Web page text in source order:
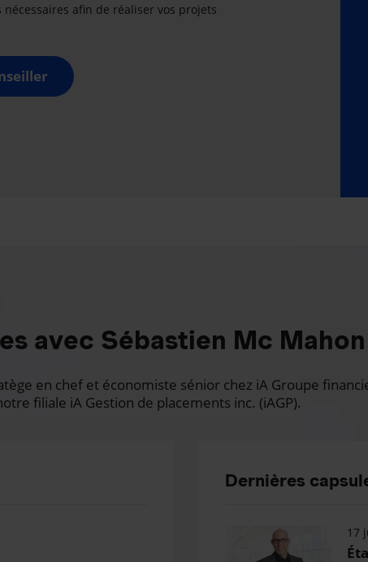
afin de réaliser vos projets
avec Sébastien Mc Mahon
en chef et économiste sénior chez iA Groupe
filiale iA Gestion de placements inc. (iAGP).
Dernières
17